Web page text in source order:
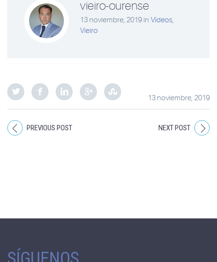
vieiro-ourense
13 noviembre, 2019 in Vídeos,
Vieiro
13 noviembre, 2019
PREVIOUS POST NEXT POST